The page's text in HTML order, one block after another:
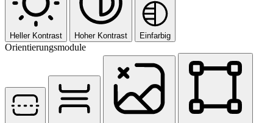
Heller Kontrast Hoher Kontrast Einfarbig
Orientierungsmodule